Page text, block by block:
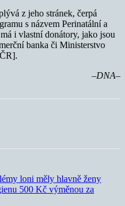
z jeho stránek, čerpá
s názvem Perinatální a
i vlastní donátory, jako jsou
banka či Ministerstvo
–DNA–
loni měly hlavně ženy
500 Kč výměnou za